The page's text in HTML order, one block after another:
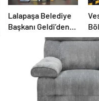
Lalapaşa Belediye
Başkanı Geldi’den
klima yanıtı!